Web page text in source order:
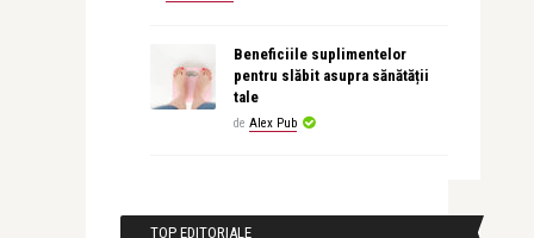
Beneficiile suplimentelor
pentru slăbit asupra sănătății
tale
de Alex Pub
TOP EDITORIALE